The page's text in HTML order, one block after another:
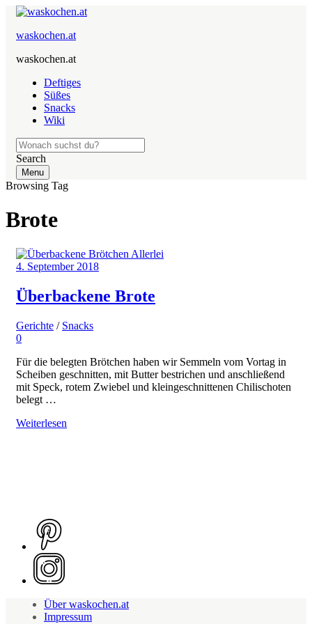
waskochen.at
waskochen.at
Deftiges
Süßes
Snacks
Wiki
Search
Menu
Browsing Tag
Brote
4. September 2018
Überbackene Brote
Gerichte / Snacks
0
Für die belegten Brötchen haben wir Semmeln vom Vortag in
Scheiben geschnitten, mit Butter bestrichen und anschließend
mit Speck, rotem Zwiebel und kleingeschnittenen Chilischoten
belegt …
Weiterlesen
Über waskochen.at
Impressum